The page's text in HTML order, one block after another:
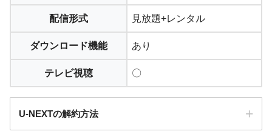
配信形式 見放題+レンタル
ダウンロード機能 あり
テレビ視聴 〇
U-NEXTの解約方法